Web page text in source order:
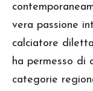
vera passione
calciatore
ha permesso di
categorie